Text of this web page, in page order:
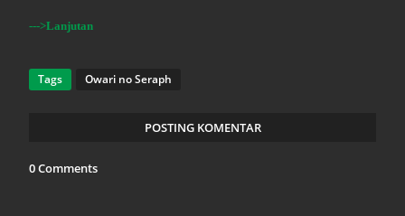
--->Lanjutan
Tags Owari no Seraph
POSTING KOMENTAR
0 Comments